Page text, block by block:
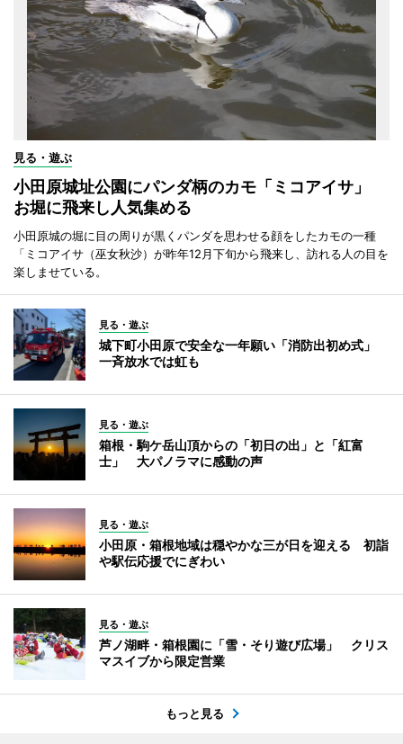
見る・遊ぶ
小田原城址公園にパンダ柄のカモ「ミコアイサ」
お堀に飛来し人気集める
小田原城の堀に目の周りが黒くパンダを思わせる顔をしたカモの一種
「ミコアイサ（巫女秋沙）が昨年12月下旬から飛来し、訪れる人の目を
楽しませている。
見る・遊ぶ
城下町小田原で安全な一年願い「消防出初め式」
一斉放水では虹も
見る・遊ぶ
箱根・駒ケ岳山頂からの「初日の出」と「紅富
士」 大パノラマに感動の声
見る・遊ぶ
小田原・箱根地域は穏やかな三が日を迎える 初詣
や駅伝応援でにぎわい
見る・遊ぶ
芦ノ湖畔・箱根園に「雪・そり遊び広場」 クリス
マスイブから限定営業
もっと見る